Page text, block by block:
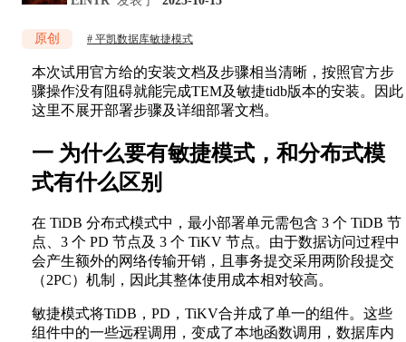
原创 平凯数据库敏捷模式
本次试用官方给的安装文档及步骤相当清晰，按照官方步
骤操作没有阻碍就能完成TEM及敏捷tidb版本的安装。因此
这里不展开部署步骤及详细部署文档。
一 为什么要有敏捷模式，和分布式模
式有什么区别
在 TiDB 分布式模式中，最小部署单元需包含 3 个 TiDB 节
点、3 个 PD 节点及 3 个 TiKV 节点。由于数据访问过程中
会产生额外的网络传输开销，且事务提交采用两阶段提交
（2PC）机制，因此其整体使用成本相对较高。
敏捷模式将TiDB，PD，TiKV合并成了单一的组件。这些
组件中的一些远程调用，变成了本地函数调用，数据库内